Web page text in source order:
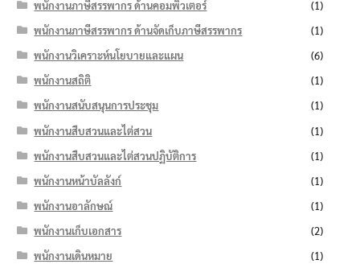
พนักงานภาษีสรรพากร ด้านคอมพิวเตอร์
(1)
พนักงานภาษีสรรพากร ด้านจัดเก็บภาษีสรรพากร
(1)
พนักงานวิเคราะห์นโยบายและแผน
(6)
พนักงานสถิติ
(1)
พนักงานสนับสนุนการประชุม
(1)
พนักงานสืบสวนและไต่สวน
(1)
พนักงานสืบสวนและไต่สวนปฏิบัติการ
(1)
พนักงานหน้าบัลลังก์
(1)
พนักงานอาลักษณ์
(1)
พนักงานเก็บเอกสาร
(2)
พนักงานเดินหมาย
(1)